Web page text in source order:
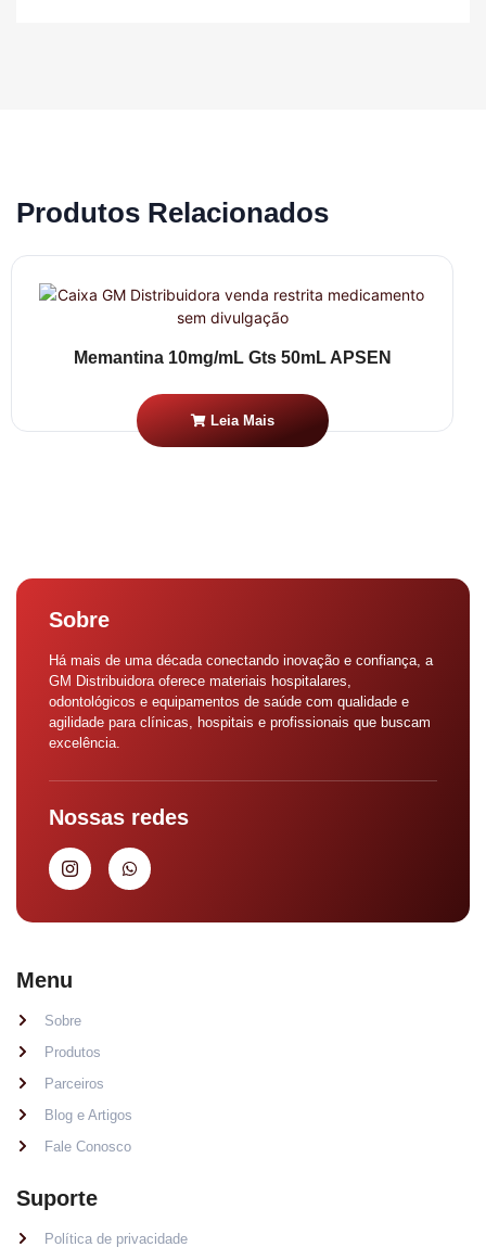
Produtos Relacionados
Memantina 10mg/mL Gts 50mL APSEN
Leia Mais
Sobre
Há mais de uma década conectando inovação e confiança, a
GM Distribuidora oferece materiais hospitalares,
odontológicos e equipamentos de saúde com qualidade e
agilidade para clínicas, hospitais e profissionais que buscam
excelência.
Nossas redes
Menu
Sobre
Produtos
Parceiros
Blog e Artigos
Fale Conosco
Suporte
Política de privacidade